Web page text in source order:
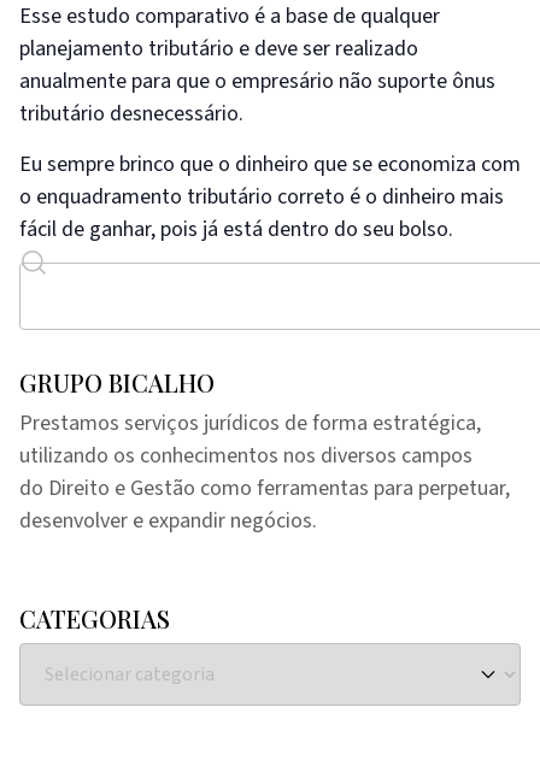
Esse estudo comparativo é a base de qualquer
planejamento tributário e deve ser realizado
anualmente para que o empresário não suporte ônus
tributário desnecessário.
Eu sempre brinco que o dinheiro que se economiza com
o enquadramento tributário correto é o dinheiro mais
fácil de ganhar, pois já está dentro do seu bolso.
GRUPO BICALHO
Prestamos serviços jurídicos de forma estratégica,
utilizando os conhecimentos nos diversos campos
do Direito e Gestão como ferramentas para perpetuar,
desenvolver e expandir negócios.
CATEGORIAS